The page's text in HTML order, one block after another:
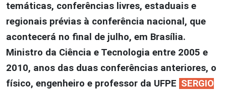
temáticas, conferências livres, estaduais e
regionais prévias à conferência nacional, que
acontecerá no final de julho, em Brasília.
Ministro da Ciência e Tecnologia entre 2005 e
2010, anos das duas conferências anteriores, o
físico, engenheiro e professor da UFPE SERGIO